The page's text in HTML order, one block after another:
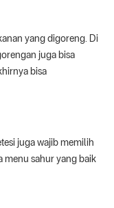
yang digoreng. Di
juga bisa
bisa
juga wajib memilih
menu sahur yang baik